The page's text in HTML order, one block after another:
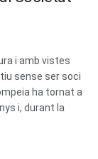
i amb vistes
sense ser soci
ha tornat a
i, durant la